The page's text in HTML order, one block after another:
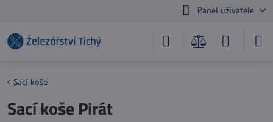
Panel uživatele
Sací koše
Sací koše Pirát